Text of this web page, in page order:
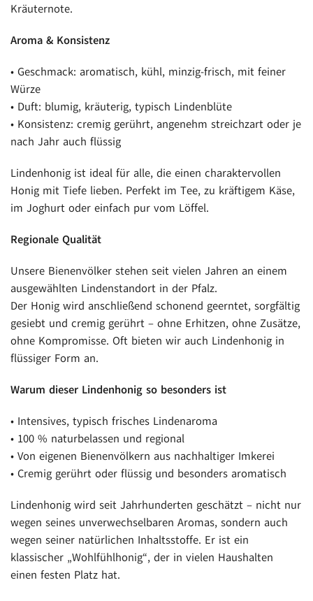
Kräuternote.
Aroma & Konsistenz
• Geschmack: aromatisch, kühl, minzig-frisch, mit feiner
Würze
• Duft: blumig, kräuterig, typisch Lindenblüte
• Konsistenz: cremig gerührt, angenehm streichzart oder je
nach Jahr auch flüssig
Lindenhonig ist ideal für alle, die einen charaktervollen
Honig mit Tiefe lieben. Perfekt im Tee, zu kräftigem Käse,
im Joghurt oder einfach pur vom Löffel.
Regionale Qualität
Unsere Bienenvölker stehen seit vielen Jahren an einem
ausgewählten Lindenstandort in der Pfalz.
Der Honig wird anschließend schonend geerntet, sorgfältig
gesiebt und cremig gerührt – ohne Erhitzen, ohne Zusätze,
ohne Kompromisse. Oft bieten wir auch Lindenhonig in
flüssiger Form an.
Warum dieser Lindenhonig so besonders ist
• Intensives, typisch frisches Lindenaroma
• 100 % naturbelassen und regional
• Von eigenen Bienenvölkern aus nachhaltiger Imkerei
• Cremig gerührt oder flüssig und besonders aromatisch
Lindenhonig wird seit Jahrhunderten geschätzt – nicht nur
wegen seines unverwechselbaren Aromas, sondern auch
wegen seiner natürlichen Inhaltsstoffe. Er ist ein
klassischer „Wohlfühlhonig“, der in vielen Haushalten
einen festen Platz hat.